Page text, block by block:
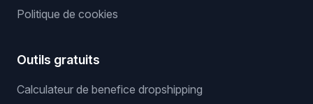
Politique de cookies
Outils gratuits
Calculateur de benefice dropshipping